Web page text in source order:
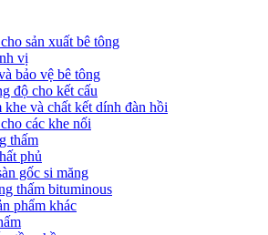
sản xuất bê tông
vị
bảo vệ bê tông
độ cho kết cấu
khe và chất kết dính đàn hồi
các khe nối
thấm
phủ
gốc si măng
thấm bituminous
phẩm khác